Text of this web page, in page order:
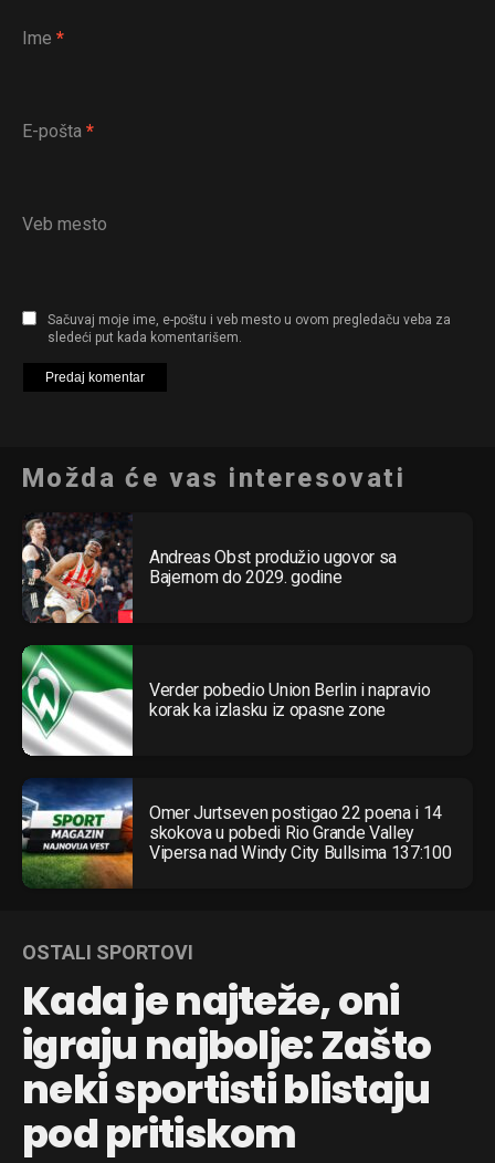
Ime *
E-pošta *
Veb mesto
Sačuvaj moje ime, e-poštu i veb mesto u ovom pregledaču veba za
sledeći put kada komentarišem.
Možda će vas interesovati
Andreas Obst produžio ugovor sa
Bajernom do 2029. godine
Verder pobedio Union Berlin i napravio
korak ka izlasku iz opasne zone
Omer Jurtseven postigao 22 poena i 14
skokova u pobedi Rio Grande Valley
Vipersa nad Windy City Bullsima 137:100
OSTALI SPORTOVI
Kada je najteže, oni
igraju najbolje: Zašto
neki sportisti blistaju
pod pritiskom